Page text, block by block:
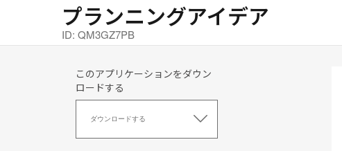
プランニングアイデア
ID: QM3GZ7PB
このアプリケーションをダウン
ロードする
ダウンロードする